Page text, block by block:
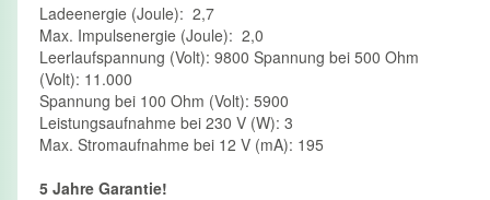
Ladeenergie (Joule): 2,7
Max. Impulsenergie (Joule): 2,0
Leerlaufspannung (Volt): 9800 Spannung bei 500 Ohm
(Volt): 11.000
Spannung bei 100 Ohm (Volt): 5900
Leistungsaufnahme bei 230 V (W): 3
Max. Stromaufnahme bei 12 V (mA): 195
5 Jahre Garantie!